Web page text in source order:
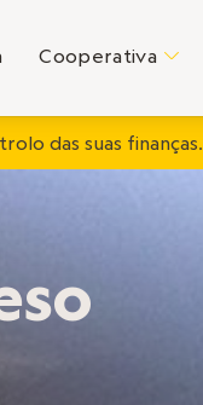
Cooperativa C
das suas finanças.